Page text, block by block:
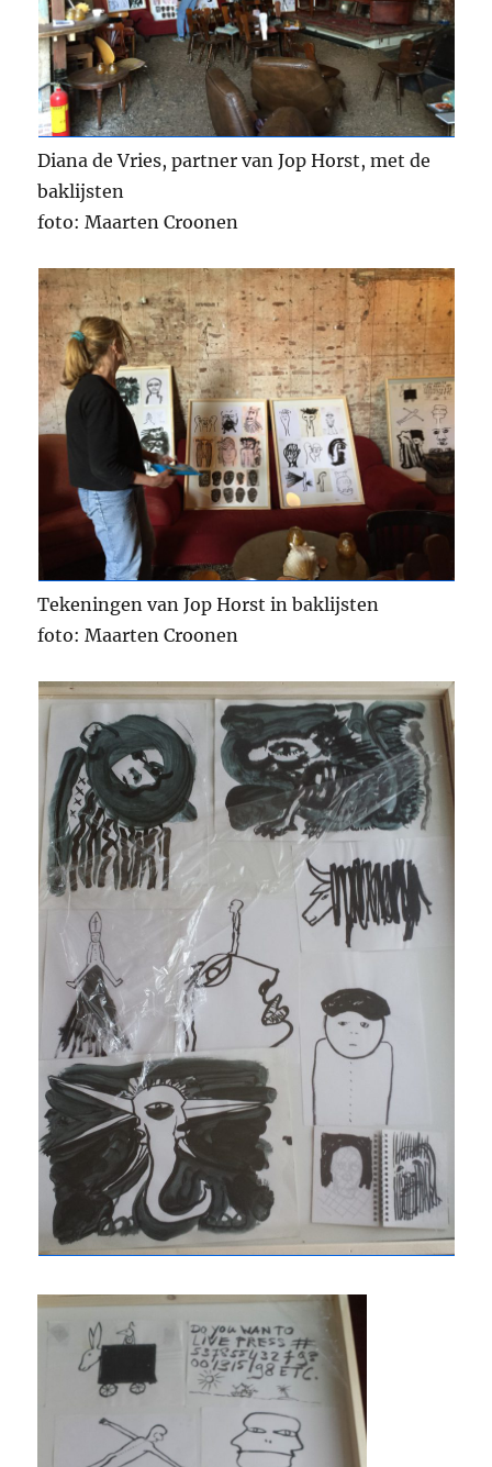
Diana de Vries, partner van Jop Horst, met de
baklijsten
foto: Maarten Croonen
Tekeningen van Jop Horst in baklijsten
foto: Maarten Croonen